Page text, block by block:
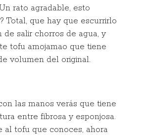
rato agradable, esto
Total, que hay que escurrirlo
de salir chorros de agua, y
tofu amojamao que tiene
volumen del original.
las manos verás que tiene
entre fibrosa y esponjosa.
al tofu que conoces, ahora